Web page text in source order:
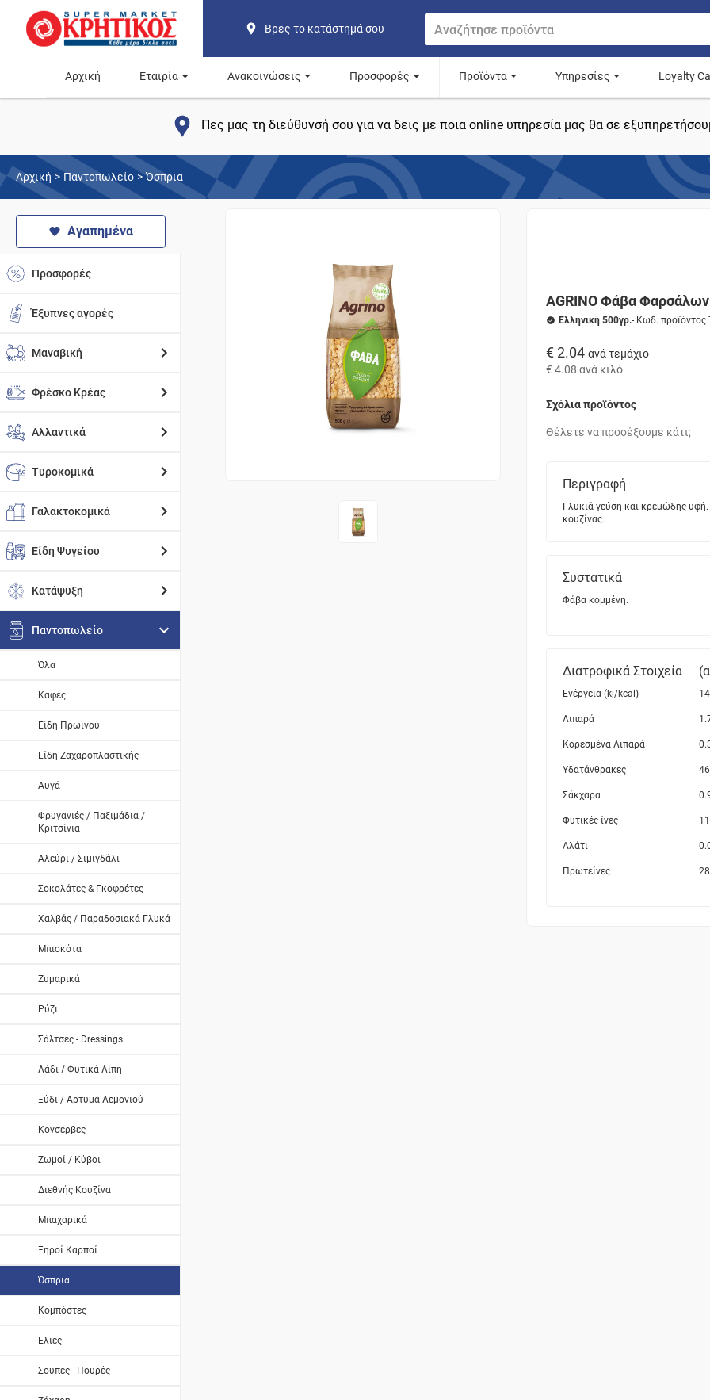
Βρες το κατάστημά σου
Αρχική Εταιρία Ανακοινώσεις Προσφορές Προϊόντα Υπηρεσίες Loyalty
Πες μας τη διεύθυνσή σου για να δεις με ποια online υπηρεσία μας θα σε
Αρχική > Παντοπωλείο > Όσπρια
Αγαπημένα
Προσφορές
Έξυπνες αγορές
Μαναβική
Φρέσκο Κρέας
Αλλαντικά
Τυροκομικά
Γαλακτοκομικά
Είδη Ψυγείου
Κατάψυξη
Παντοπωλείο
Όλα
Καφές
Είδη Πρωινού
Είδη Ζαχαροπλαστικής
Αυγά
Φρυγανιές / Παξιμάδια /
Κριτσίνια
Αλεύρι / Σιμιγδάλι
Σοκολάτες & Γκοφρέτες
Χαλβάς / Παραδοσιακά Γλυκά
Μπισκότα
Ζυμαρικά
Ρύζι
Σάλτσες - Dressings
Λάδι / Φυτικά Λίπη
Ξύδι / Αρτυμα Λεμονιού
Κονσέρβες
Ζωμοί / Κύβοι
Διεθνής Κουζίνα
Μπαχαρικά
Ξηροί Καρποί
Όσπρια
Κομπόστες
Ελιές
Σούπες - Πουρές
AGRINO Φάβα Φαρσάλων
Ελληνική 500γρ.- Κωδ. προϊόντος
€ 2.04 ανά τεμάχιο
€ 4.08 ανά κιλό
Σχόλια προϊόντος
Περιγραφή
Γλυκιά γεύση και κρεμώδης υφή.
κουζίνας.
Συστατικά
Φάβα κομμένη.
Διατροφικά Στοιχεία
Ενέργεια (kj/kcal)
Λιπαρά
Κορεσμένα Λιπαρά
Υδατάνθρακες
Σάκχαρα
Φυτικές ίνες
Αλάτι
Πρωτείνες